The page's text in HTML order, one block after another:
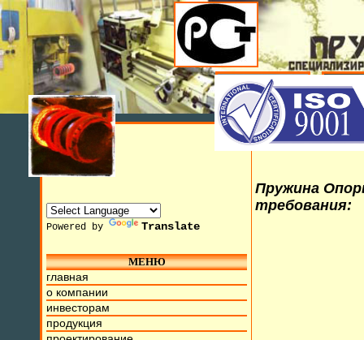
Powered by Translate
МЕНЮ
главная
о компании
инвесторам
продукция
Пружина
требования:
2015г. Мы находимся на ул. Труда, д.17. Бесплатный